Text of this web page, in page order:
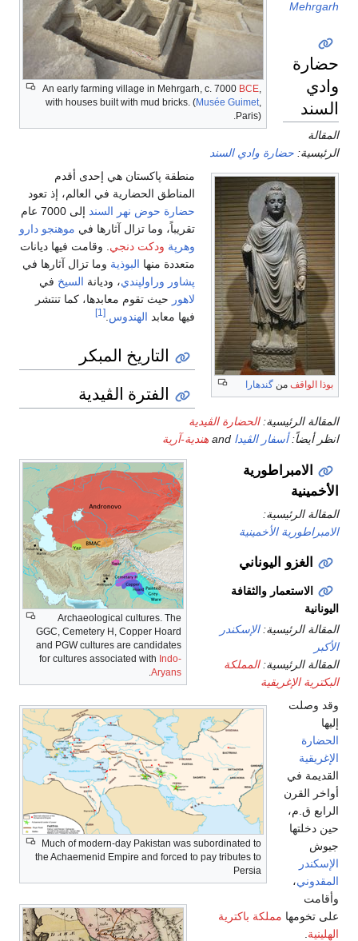
An early farming village in Mehrgarh, c. 7000 BCE
with houses built with mud bricks. (Musée Guimet
Paris).
Mehrgarh
حضارة
وادي
السند
المقالة
الرئيسية: حضارة وادي السند
بوذا الواقف من گندهارا
منطقة پاكستان هي إحدى أقدم
المناطق الحضارية في العالم، إذ تعود
حضارة حوض نهر السند
إلى 7000 عام
تقريباً، وما تزال آثارها في موهنجو دارو
وهرپة ودكت دنجي. وقامت فيها ديانات
متعددة منها البوذية وما تزال آثارها في
پشاور وراولپندي، وديانة السيخ في
لاهور حيث تقوم معابدها، كما تنتشر
فيها معابد الهندوس.
[1]
التاريخ المبكر
الفترة الڤيدية
المقالة الرئيسية:الحضارة الڤيدية
انظر أيضاً:أسفار الڤيدا هندية-آرية
Archaeological cultures. The
GGC, Cemetery H, Copper Hoard
and PGW cultures are candidates
for cultures associated with Indo-
Aryans
.
الامبراطورية
الأخمينية
المقالة الرئيسية:
الامبراطورية الأخمينية
Much of modern-day Pakistan was subordinated to
the Achaemenid Empire and forced to pay tributes to
Persia
الغزو اليوناني
الاستعمار والثقافة
اليونانية
المقالة الرئيسية:الإسكندر
الأكبر
المقالة الرئيسية:المملكة
البكترية الإغريقية
وقد وصلت
إليها
الحضارة
الإغريقية
القديمة في
أواخر القرن
الرابع ق.م،
حين دخلتها
جيوش
الإسكندر
المقدوني،
وأقامت
على تخومها مملكة باكترية
الهلينية